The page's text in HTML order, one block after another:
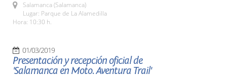
Salamanca (Salamanca)
Lugar: Parque de La Alamedilla
Hora: 10:30 h.
01/03/2019
Presentación y recepción oficial de
'Salamanca en Moto. Aventura Trail'